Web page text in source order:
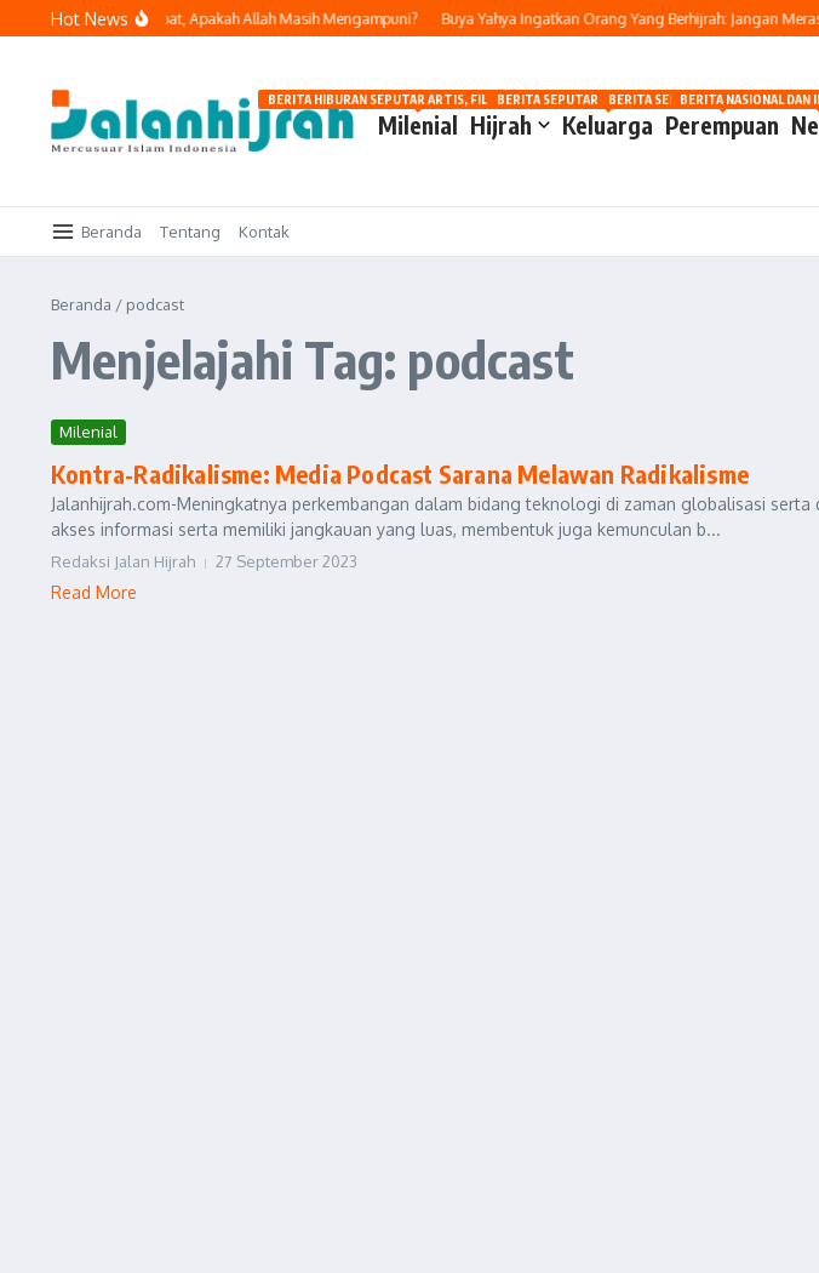
Lewati ke konten
Hot News
Dosa dan Bertobat, Apakah Allah Masih Mengampuni? Buya Yahya Ingatkan Orang Yang Berhijrah: Jangan
Milenial
BERITA HIBURAN SEPUTAR ARTIS, FILM, DAN GOSIP
Hijrah Keluarga
BERITA SEPUTAR OTOMOTIF HARI INI
Perempuan
BERITA SEPUTAR KECANTIKAN
BERITA NASIONAL DAN
Beranda Tentang Kontak
Beranda / podcast
Menjelajahi Tag: podcast
Milenial
Kontra-Radikalisme: Media Podcast Sarana Melawan Radikalisme
Jalanhijrah.com-Meningkatnya perkembangan dalam bidang teknologi di zaman globalisasi serta
akses informasi serta memiliki jangkauan yang luas, membentuk juga kemunculan b...
Redaksi Jalan Hijrah 27 September 2023
Read More